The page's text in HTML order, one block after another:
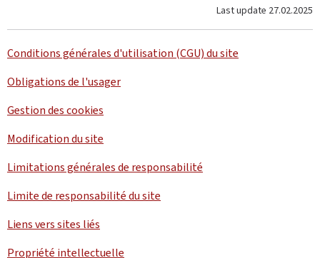
Last update 27.02.2025
Conditions générales d'utilisation (CGU) du site
Obligations de l'usager
Gestion des cookies
Modification du site
Limitations générales de responsabilité
Limite de responsabilité du site
Liens vers sites liés
Propriété intellectuelle